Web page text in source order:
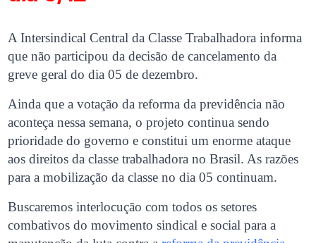
A Intersindical Central da Classe Trabalhadora informa
que não participou da decisão de cancelamento da
greve geral do dia 05 de dezembro.
Ainda que a votação da reforma da previdência não
aconteça nessa semana, o projeto continua sendo
prioridade do governo e constitui um enorme ataque
aos direitos da classe trabalhadora no Brasil. As razões
para a mobilização da classe no dia 05 continuam.
Buscaremos interlocução com todos os setores
combativos do movimento sindical e social para a